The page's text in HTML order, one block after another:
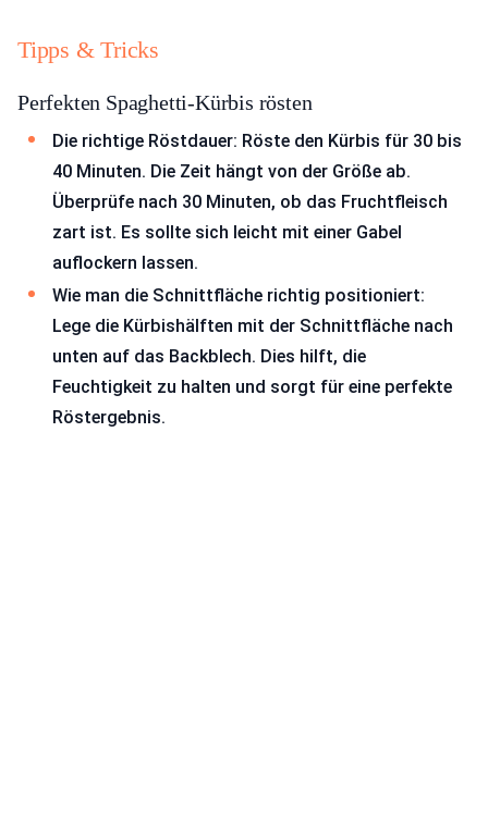
Tipps & Tricks
Perfekten Spaghetti-Kürbis rösten
Die richtige Röstdauer: Röste den Kürbis für 30 bis
40 Minuten. Die Zeit hängt von der Größe ab.
Überprüfe nach 30 Minuten, ob das Fruchtfleisch
zart ist. Es sollte sich leicht mit einer Gabel
auflockern lassen.
Wie man die Schnittfläche richtig positioniert:
Lege die Kürbishälften mit der Schnittfläche nach
unten auf das Backblech. Dies hilft, die
Feuchtigkeit zu halten und sorgt für eine perfekte
Röstergebnis.